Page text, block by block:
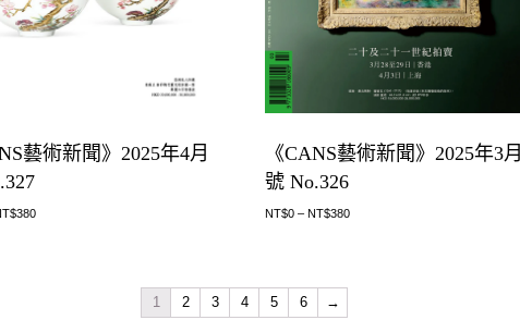
藝術新聞》2025年4月
380
《CANS藝術新聞》2025年3月
號 No.326
NT$0– NT$380
1 2 3 4 5 6 →